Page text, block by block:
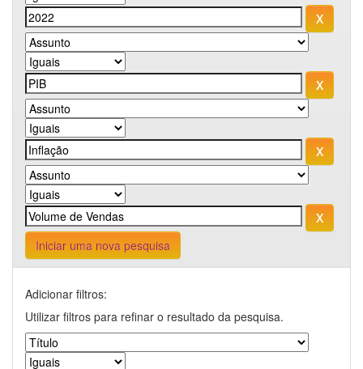
Iniciar uma nova pesquisa
Adicionar filtros:
Utilizar filtros para refinar o resultado da pesquisa.